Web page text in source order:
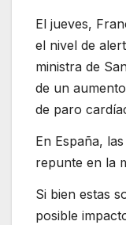
El jueves,
el nivel de
ministra de
de un
de paro
En España,
repunte en la
Si bien estas
posible